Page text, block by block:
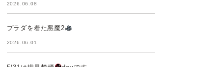
2026.06.08
プラダを着た悪魔2
2026.06.01